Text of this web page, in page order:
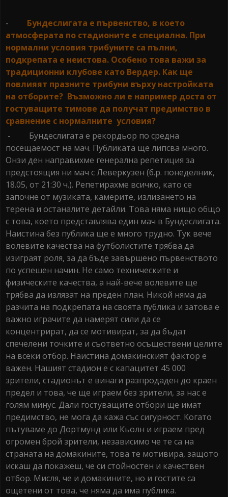
- Бундеслигата е първенство, в което
атмосферата по стадионите е специална. При
нормални условия трибуните са пълни,
подкрепата е неистова. Особено това важи за
традиционни клубове като Вердер. Как ще
повлияят празните трибуни върху настройката
на отборите? Възможно ли е например доста от
гостуващите тимове да получат предимство в
сравнение с нормалните условия?
- Бундеслигата е рекордьор по средна
посещаемост на мач. Публиката ще липсва много.
Онзи ден направихме генерална репетиция за
предстоящия ни мач с Леверкузен (б.р. понеделник,
18.05, от 21:30 ч.). Репетирахме всичко, като се
започне от музиката, камерите, излизането на
терена и останалите детайли. Това няма нищо общо
с това, което представлява един мач в Бундеслигата.
Наистина без публика ще е много трудно. Тук вече
волевите качества на футболистите трябва да
изиграят роля, за да бъде завършено първенството
по успешен начин. Не само техническите и
физическите качества, а най-вече волевите ще
трябва да излязат на преден план. Никой няма да
разчита на подкрепата на своята публика и затова е
важно играчите да намерят сили да се
концентрират, да се мотивират, за да бъдат
спечелени точките и съответно осъществени целите
на всеки отбор. Наистина домакинският фактор е
важен. Нашият стадион е с капацитет 45 000
зрители, стадионът е винаги разпродаден до краен
предел и това, че ще играем без зрители, за нас е
голям минус. Дали гостуващите отбори ще имат
предимство, не мога да кажа със сигурност. Когато
пътуваме до Дортмунд или Кьолн и играем пред
огромен брой зрители, независимо че те са на
страната на домакините, това те мотивира, защото
искаш да покажеш, че си стойностен и качествен
отбор. Мисля, че и домакините, но и гостите са
ощетени от това, че няма да има публика.